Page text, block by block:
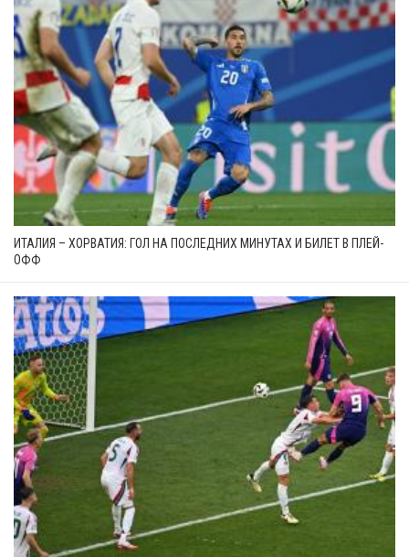
ИТАЛИЯ – ХОРВАТИЯ: ГОЛ НА ПОСЛЕДНИХ МИНУТАХ И БИЛЕТ В ПЛЕЙ-
ОФФ